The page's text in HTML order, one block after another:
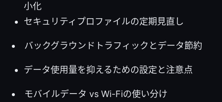
小化
セキュリティプロファイルの定期見直し
バックグラウンドトラフィックとデータ節約
データ使用量を抑えるための設定と注意点
モバイルデータ vs Wi-Fiの使い分け